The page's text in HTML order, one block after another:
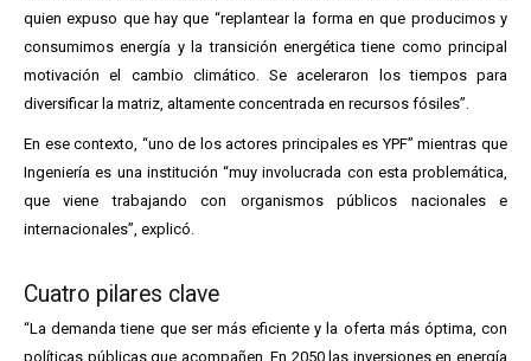
quien expuso que hay que “replantear la forma en que producimos y
consumimos energía y la transición energética tiene como principal
motivación el cambio climático. Se aceleraron los tiempos para
diversificar la matriz, altamente concentrada en recursos fósiles”.
En ese contexto, “uno de los actores principales es YPF” mientras que
Ingeniería es una institución “muy involucrada con esta problemática,
que viene trabajando con organismos públicos nacionales e
internacionales”, explicó.
Cuatro pilares clave
“La demanda tiene que ser más eficiente y la oferta más óptima, con
políticas públicas que acompañen. En 2050 las inversiones en energía